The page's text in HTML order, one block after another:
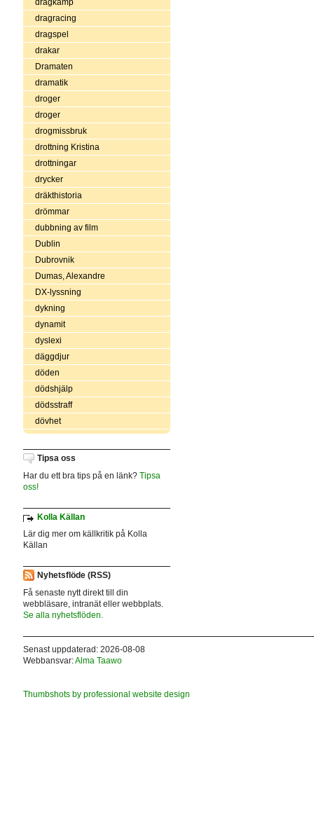
dragkamp
dragracing
dragspel
drakar
Dramaten
dramatik
droger
droger
drogmissbruk
drottning Kristina
drottningar
drycker
dräkthistoria
drömmar
dubbning av film
Dublin
Dubrovnik
Dumas, Alexandre
DX-lyssning
dykning
dynamit
dyslexi
däggdjur
döden
dödshjälp
dödsstraff
dövhet
Tipsa oss
Har du ett bra tips på en länk? Tipsa
oss!
Kolla Källan
Lär dig mer om källkritik på Kolla
Källan
Nyhetsflöde (RSS)
Få senaste nytt direkt till din
webbläsare, intranät eller webbplats.
Se alla nyhetsflöden.
Senast uppdaterad: 2026-08-08
Webbansvar:Alma Taawo
Thumbshots by professional website design